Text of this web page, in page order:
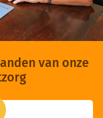
van onze